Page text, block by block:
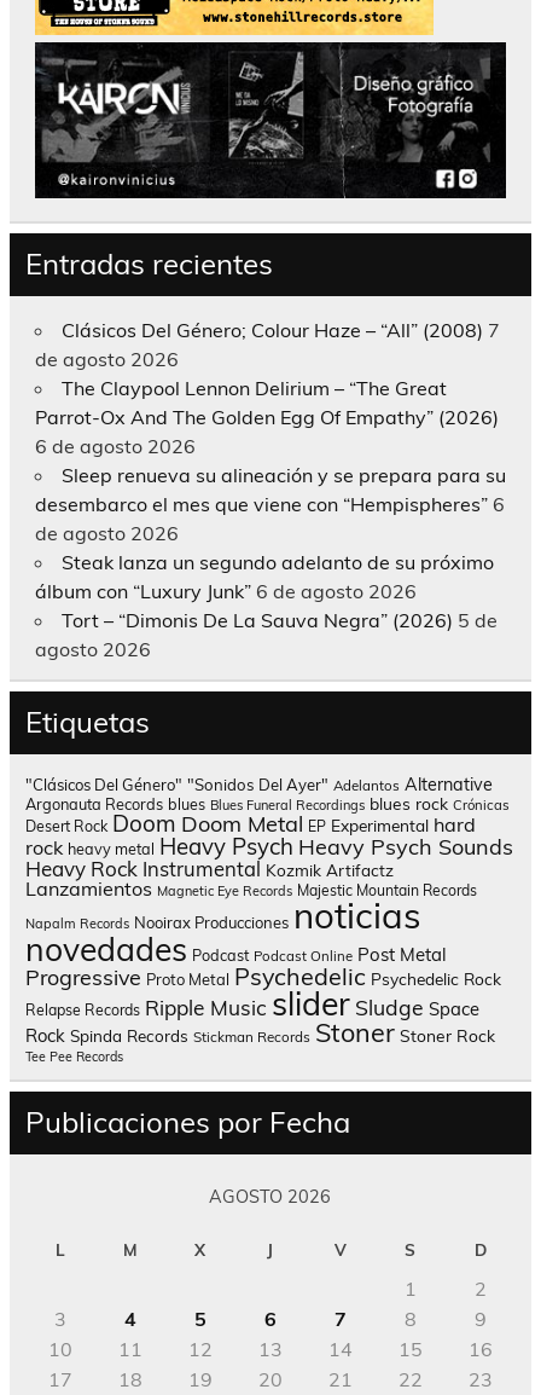
Entradas recientes
Clásicos Del Género; Colour Haze – “All” (2008) 7
de agosto 2026
The Claypool Lennon Delirium – “The Great
Parrot-Ox And The Golden Egg Of Empathy” (2026)
6 de agosto 2026
Sleep renueva su alineación y se prepara para su
desembarco el mes que viene con “Hempispheres” 6
de agosto 2026
Steak lanza un segundo adelanto de su próximo
álbum con “Luxury Junk” 6 de agosto 2026
Tort – “Dimonis De La Sauva Negra” (2026) 5 de
agosto 2026
Etiquetas
"Clásicos Del Género" "Sonidos Del Ayer" Adelantos Alternative
Argonauta Records blues Blues Funeral Recordings blues rock Crónicas
Desert Rock Doom Doom Metal EP Experimental hard
rock heavy metal Heavy Psych Heavy Psych Sounds
Heavy Rock Instrumental Kozmik Artifactz
Lanzamientos Magnetic Eye Records Majestic Mountain Records
Napalm Records Nooirax Producciones noticias
novedades Podcast Podcast Online Post Metal
Progressive Proto Metal Psychedelic Psychedelic Rock
Relapse Records Ripple Music slider Sludge Space
Rock Spinda Records Stickman Records Stoner Stoner Rock
Tee Pee Records
Publicaciones por Fecha
AGOSTO 2026
L M X J V S D
1
2
3
4 5 6 7 8
9
10
11 12 13 14 15
16
17
18 19 20 21 22
23